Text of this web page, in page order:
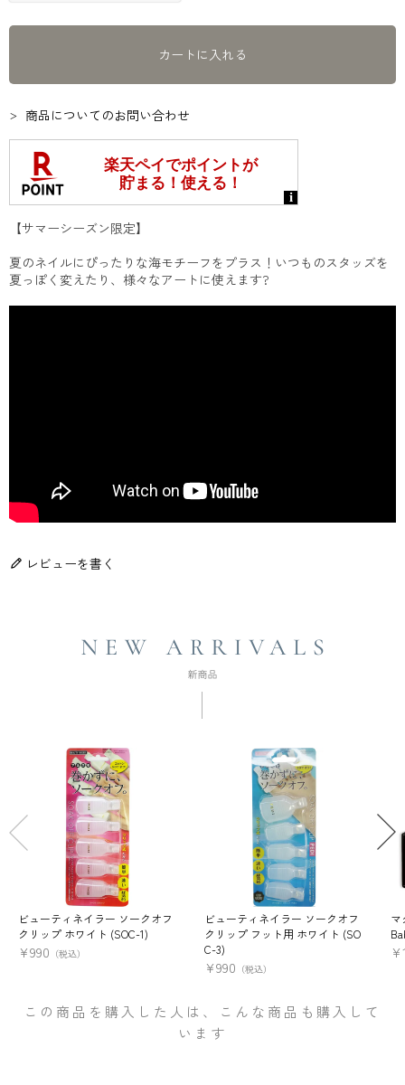
カートに入れる
商品についてのお問い合わせ
【サマーシーズン限定】
夏のネイルにぴったりな海モチーフをプラス！いつものスタッズを
夏っぽく変えたり、様々なアートに使えます?
レビューを書く
ビューティネイラー ソークオフ
クリップ ホワイト (SOC-1)
¥990 （税込）
ビューティネイラー ソークオフ
クリップ フット用 ホワイト (SO
C-3)
¥990 （税込）
マ
¥
この商品を購入した人は、こんな商品も購入して
います